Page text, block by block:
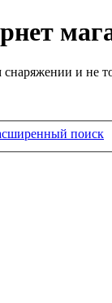
и не
поиск